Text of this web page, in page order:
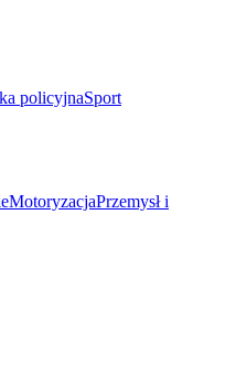
policyjnaSport
MotoryzacjaPrzemysł i